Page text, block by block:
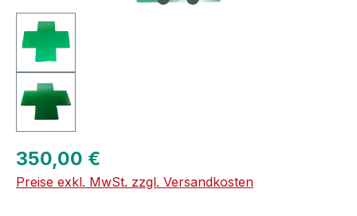
Regulärer Preis:
350,00 €
Preise exkl. MwSt. zzgl. Versandkosten